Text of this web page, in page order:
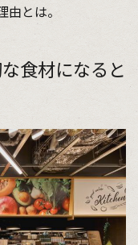
とは。
食材になると